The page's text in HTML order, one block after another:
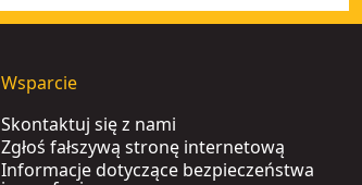
Wsparcie
Skontaktuj się z nami
Zgłoś fałszywą stronę internetową
Informacje dotyczące bezpieczeństwa